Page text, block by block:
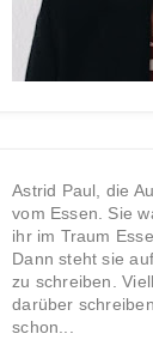
Astrid Paul, die
vom Essen. Sie
ihr im Traum
Dann steht sie
zu schreiben.
darüber
schon...